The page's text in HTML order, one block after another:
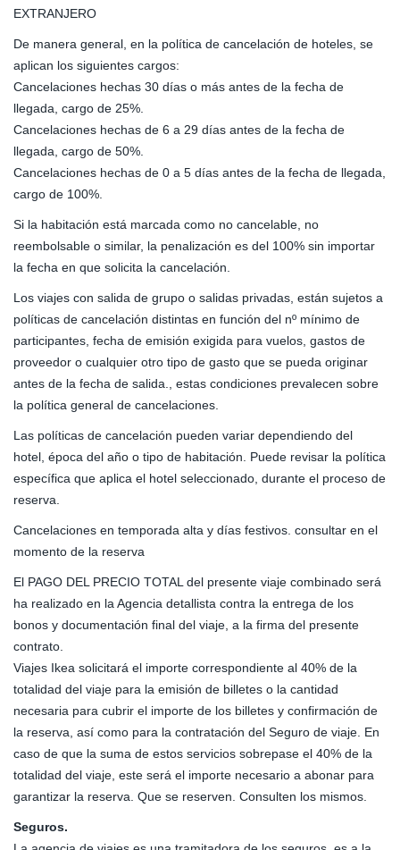
EXTRANJERO
De manera general, en la política de cancelación de hoteles, se
aplican los siguientes cargos:
Cancelaciones hechas 30 días o más antes de la fecha de
llegada, cargo de 25%.
Cancelaciones hechas de 6 a 29 días antes de la fecha de
llegada, cargo de 50%.
Cancelaciones hechas de 0 a 5 días antes de la fecha de llegada,
cargo de 100%.
Si la habitación está marcada como no cancelable, no
reembolsable o similar, la penalización es del 100% sin importar
la fecha en que solicita la cancelación.
Los viajes con salida de grupo o salidas privadas, están sujetos a
políticas de cancelación distintas en función del nº mínimo de
participantes, fecha de emisión exigida para vuelos, gastos de
proveedor o cualquier otro tipo de gasto que se pueda originar
antes de la fecha de salida., estas condiciones prevalecen sobre
la política general de cancelaciones.
Las políticas de cancelación pueden variar dependiendo del
hotel, época del año o tipo de habitación. Puede revisar la política
específica que aplica el hotel seleccionado, durante el proceso de
reserva.
Cancelaciones en temporada alta y días festivos. consultar en el
momento de la reserva
El PAGO DEL PRECIO TOTAL del presente viaje combinado será
ha realizado en la Agencia detallista contra la entrega de los
bonos y documentación final del viaje, a la firma del presente
contrato.
Viajes Ikea solicitará el importe correspondiente al 40% de la
totalidad del viaje para la emisión de billetes o la cantidad
necesaria para cubrir el importe de los billetes y confirmación de
la reserva, así como para la contratación del Seguro de viaje. En
caso de que la suma de estos servicios sobrepase el 40% de la
totalidad del viaje, este será el importe necesario a abonar para
garantizar la reserva. Que se reserven. Consulten los mismos.
Seguros.